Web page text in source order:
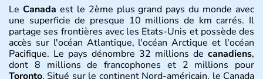
Le Canada est le 2ème plus grand pays du monde avec
une superficie de presque 10 millions de km carrés. Il
partage ses frontières avec les Etats-Unis et possède des
accès sur l'océan Atlantique, l'océan Arctique et l'océan
Pacifique. Le pays dénombre 32 millions de canadiens,
dont 8 millions de francophones et 2 millions pour
Toronto. Situé sur le continent Nord-américain, le Canada